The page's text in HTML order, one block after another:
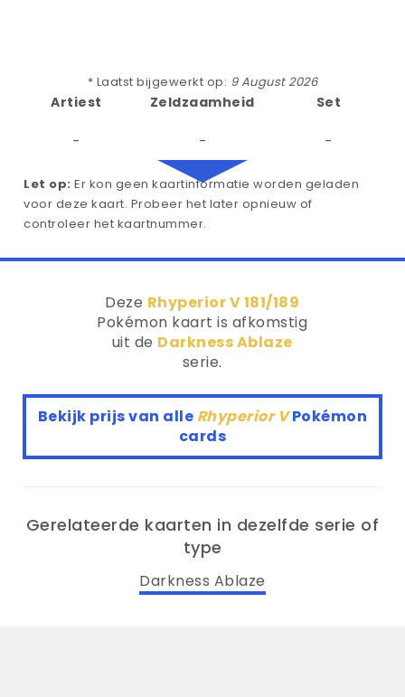
* Laatst bijgewerkt op: 9 August 2026
Artiest
-
Zeldzaamheid
-
Set
-
Let op: Er kon geen kaartinformatie worden geladen
voor deze kaart. Probeer het later opnieuw of
controleer het kaartnummer.
Deze Rhyperior V 181/189
Pokémon kaart is afkomstig
uit de Darkness Ablaze
serie.
Bekijk prijs van alle Rhyperior VPokémon
cards
Gerelateerde kaarten in dezelfde serie of
type
Darkness Ablaze